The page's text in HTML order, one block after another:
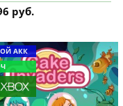
руб.
АКК